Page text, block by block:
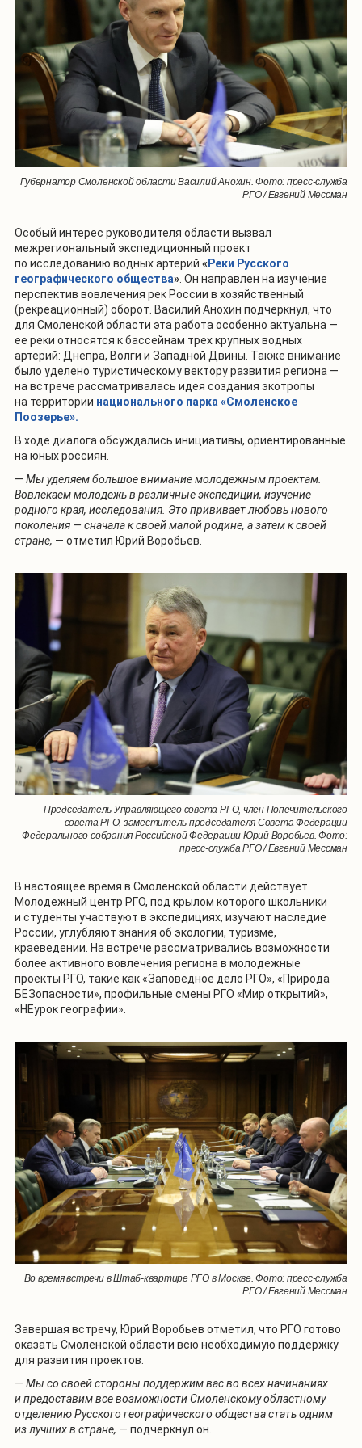
Губернатор Смоленской области Василий Анохин. Фото: пресс-служба
РГО / Евгений Мессман
Особый интерес руководителя области вызвал
межрегиональный экспедиционный проект
по исследованию водных артерий « Реки Русского
географического общества». Он направлен на изучение
перспектив вовлечения рек России в хозяйственный
(рекреационный) оборот. Василий Анохин подчеркнул, что
для Смоленской области эта работа особенно актуальна —
ее реки относятся к бассейнам трех крупных водных
артерий: Днепра, Волги и Западной Двины. Также внимание
было уделено туристическому вектору развития региона —
на встрече рассматривалась идея создания экотропы
на территории национального парка «Смоленское
Поозерье».
В ходе диалога обсуждались инициативы, ориентированные
на юных россиян.
— Мы уделяем большое внимание молодежным проектам.
Вовлекаем молодежь в различные экспедиции, изучение
родного края, исследования. Это прививает любовь нового
поколения — сначала к своей малой родине, а затем к своей
стране, — отметил Юрий Воробьев.
Председатель Управляющего совета РГО, член Попечительского
совета РГО, заместитель председателя Совета Федерации
Федерального собрания Российской Федерации Юрий Воробьев. Фото:
пресс-служба РГО / Евгений Мессман
В настоящее время в Смоленской области действует
Молодежный центр РГО, под крылом которого школьники
и студенты участвуют в экспедициях, изучают наследие
России, углубляют знания об экологии, туризме,
краеведении. На встрече рассматривались возможности
более активного вовлечения региона в молодежные
проекты РГО, такие как «Заповедное дело РГО», «Природа
БЕЗопасности», профильные смены РГО «Мир открытий»,
«НЕурок географии».
Во время встречи в Штаб-квартире РГО в Москве. Фото: пресс-служба
РГО / Евгений Мессман
Завершая встречу, Юрий Воробьев отметил, что РГО готово
оказать Смоленской области всю необходимую поддержку
для развития проектов.
— Мы со своей стороны поддержим вас во всех начинаниях
и предоставим все возможности Смоленскому областному
отделению Русского географического общества стать одним
из лучших в стране, — подчеркнул он.